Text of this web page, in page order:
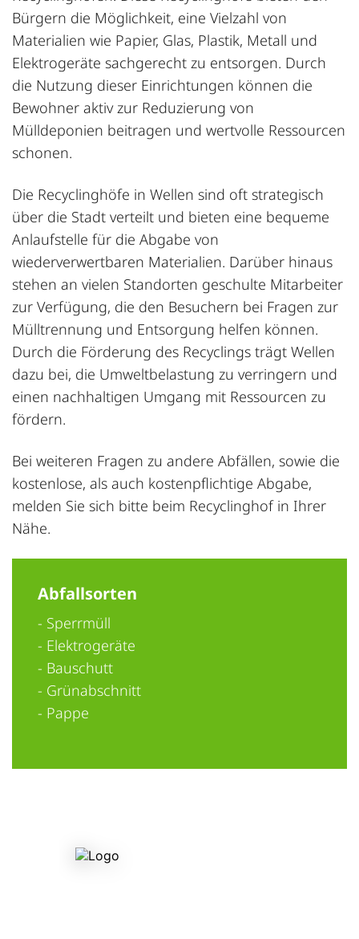
Bürgern die Möglichkeit, eine Vielzahl von
Materialien wie Papier, Glas, Plastik, Metall und
Elektrogeräte sachgerecht zu entsorgen. Durch
die Nutzung dieser Einrichtungen können die
Bewohner aktiv zur Reduzierung von
Mülldeponien beitragen und wertvolle Ressourcen
schonen.
Die Recyclinghöfe in Wellen sind oft strategisch
über die Stadt verteilt und bieten eine bequeme
Anlaufstelle für die Abgabe von
wiederverwertbaren Materialien. Darüber hinaus
stehen an vielen Standorten geschulte Mitarbeiter
zur Verfügung, die den Besuchern bei Fragen zur
Mülltrennung und Entsorgung helfen können.
Durch die Förderung des Recyclings trägt Wellen
dazu bei, die Umweltbelastung zu verringern und
einen nachhaltigen Umgang mit Ressourcen zu
fördern.
Bei weiteren Fragen zu andere Abfällen, sowie die
kostenlose, als auch kostenpflichtige Abgabe,
melden Sie sich bitte beim Recyclinghof in Ihrer
Nähe.
Abfallsorten
- Sperrmüll
- Elektrogeräte
- Bauschutt
- Grünabschnitt
- Pappe